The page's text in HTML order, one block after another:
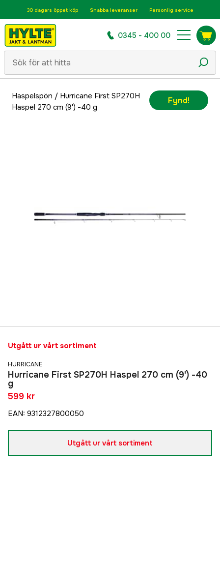
30 dagars öppet köp Snabba leveranser Personlig service
0345 - 400 00
Haspelspön / Hurricane First SP270H
Haspel 270 cm (9') -40 g
Fynd!
Utgått ur vårt sortiment
HURRICANE
Hurricane First SP270H Haspel 270 cm (9') -40
g
599 kr
EAN: 9312327800050
Utgått ur vårt sortiment